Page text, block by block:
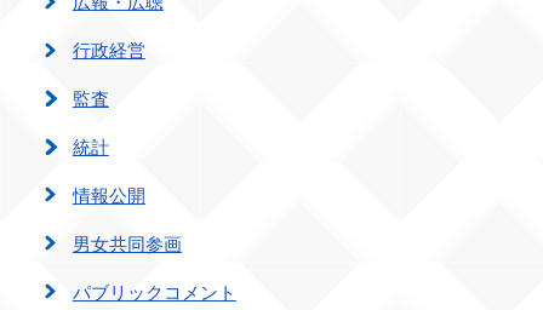
行政経営
監査
統計
情報公開
男女共同参画
パブリックコメント